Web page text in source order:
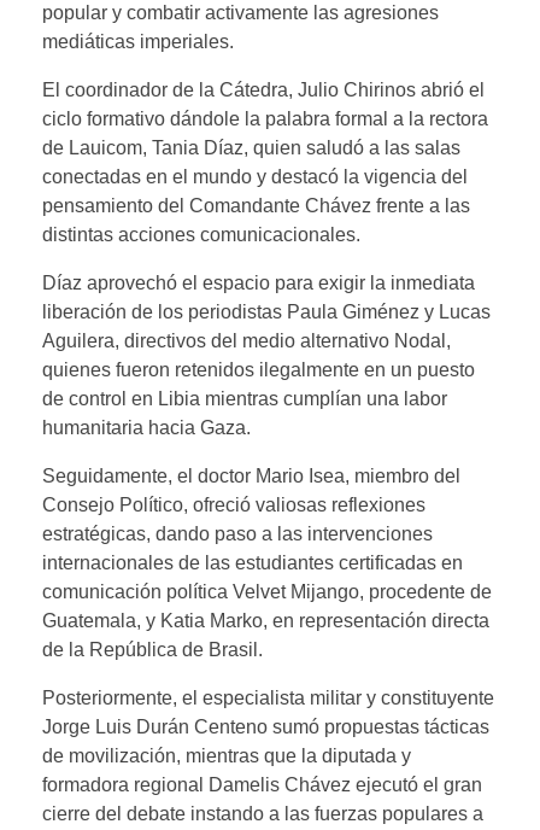
popular y combatir activamente las agresiones
mediáticas imperiales.
​El coordinador de la Cátedra, Julio Chirinos abrió el
ciclo formativo dándole la palabra formal a la rectora
de Lauicom, Tania Díaz, quien saludó a las salas
conectadas en el mundo y destacó la vigencia del
pensamiento del Comandante Chávez frente a las
distintas acciones comunicacionales.
Díaz aprovechó el espacio para exigir la inmediata
liberación de los periodistas Paula Giménez y Lucas
Aguilera, directivos del medio alternativo Nodal,
quienes fueron retenidos ilegalmente en un puesto
de control en Libia mientras cumplían una labor
humanitaria hacia Gaza.
​Seguidamente, el doctor Mario Isea, miembro del
Consejo Político, ofreció valiosas reflexiones
estratégicas, dando paso a las intervenciones
internacionales de las estudiantes certificadas en
comunicación política Velvet Mijango, procedente de
Guatemala, y Katia Marko, en representación directa
de la República de Brasil.
​Posteriormente, el especialista militar y constituyente
Jorge Luis Durán Centeno sumó propuestas tácticas
de movilización, mientras que la diputada y
formadora regional Damelis Chávez ejecutó el gran
cierre del debate instando a las fuerzas populares a